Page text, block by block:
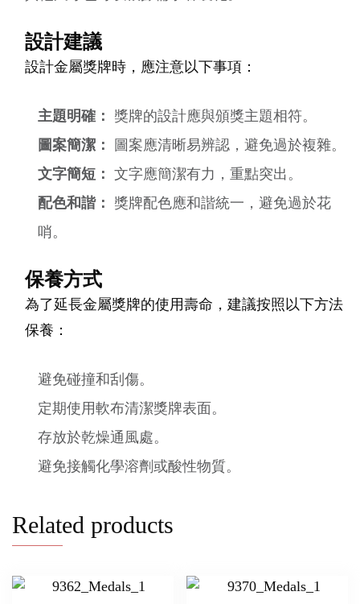
設計建議
設計金屬獎牌時，應注意以下事項：
主題明確：
獎牌的設計應與頒獎主題相符。
圖案簡潔：
圖案應清晰易辨認，避免過於複雜。
文字簡短： 文字應簡潔有力，重點突出。
配色和諧：
獎牌配色應和諧統一，避免過於花
哨。
保養方式
為了延長金屬獎牌的使用壽命，建議按照以下方法
保養：
避免碰撞和刮傷。
定期使用軟布清潔獎牌表面。
存放於乾燥通風處。
避免接觸化學溶劑或酸性物質。
Related products